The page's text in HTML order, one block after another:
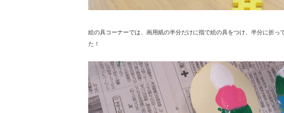
絵の具コーナーでは、画用紙の半分だけに指で絵の具をつけ、半分に折っ
た！